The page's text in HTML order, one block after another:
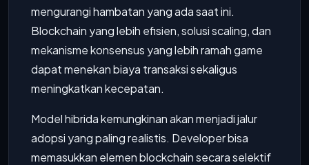
mengurangi hambatan yang ada saat ini.
Blockchain yang lebih efisien, solusi scaling, dan
mekanisme konsensus yang lebih ramah game
dapat menekan biaya transaksi sekaligus
meningkatkan kecepatan.
Model hibrida kemungkinan akan menjadi jalur
adopsi yang paling realistis. Developer bisa
memasukkan elemen blockchain secara selektif